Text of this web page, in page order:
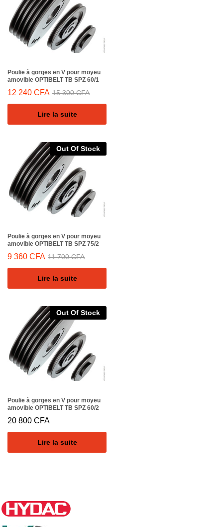
Poulie à gorges en V pour moyeu
amovible OPTIBELT TB SPZ 60/1
12 240 CFA 15 300CFA
Lire la suite
Out Of Stock
Poulie à gorges en V pour moyeu
amovible OPTIBELT TB SPZ 75/2
9 360 CFA 11 700CFA
Lire la suite
Out Of Stock
Poulie à gorges en V pour moyeu
amovible OPTIBELT TB SPZ 60/2
20 800 CFA
Lire la suite